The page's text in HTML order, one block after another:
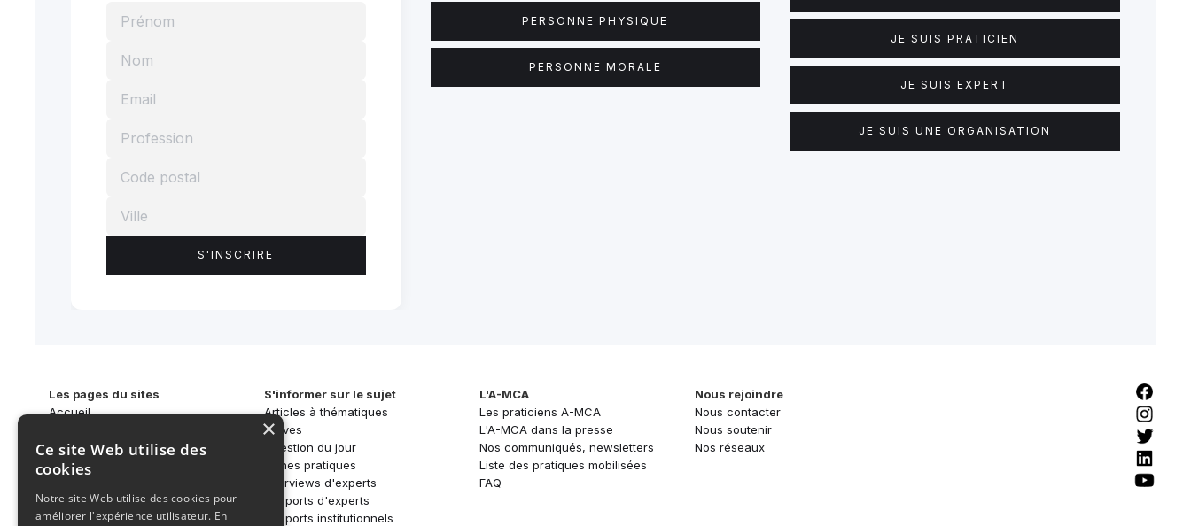
PERSONNE PHYSIQUE
PERSONNE MORALE
JE SUIS PRATICIEN
JE SUIS EXPERT
JE SUIS UNE ORGANISATION
Les pages du sites
Accueil
SAR-CAN
Activités
Écosystème
Nos réseaux
S'informer sur le sujet
Articles à thématiques
Brèves
Question du jour
Fiches pratiques
Interviews d'experts
Rapports d'experts
Rapports institutionnels
L'A-MCA
Les praticiens A-MCA
L'A-MCA dans la presse
Nos communiqués, newsletters
Liste des pratiques mobilisées
FAQ
Nous rejoindre
Nous contacter
Nous soutenir
Nos réseaux
×
Ce site Web utilise des
cookies
Notre site Web utilise des cookies pour
améliorer l'expérience utilisateur. En